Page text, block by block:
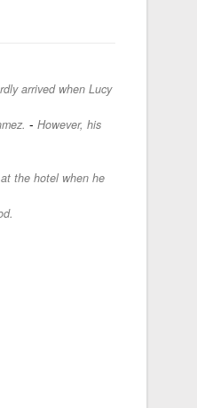
arrived when Lucy
- However, his
the hotel when he